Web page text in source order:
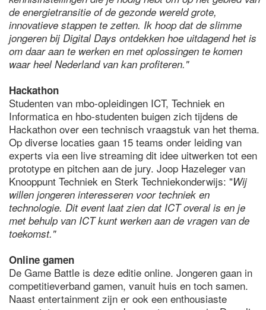
de energietransitie of de gezonde wereld grote,
innovatieve stappen te zetten. Ik hoop dat de slimme
jongeren bij Digital Days ontdekken hoe uitdagend het is
om daar aan te werken en met oplossingen te komen
waar heel Nederland van kan profiteren."
Hackathon
Studenten van mbo-opleidingen ICT, Techniek en
Informatica en hbo-studenten buigen zich tijdens de
Hackathon over een technisch vraagstuk van het thema.
Op diverse locaties gaan 15 teams onder leiding van
experts via een live streaming dit idee uitwerken tot een
prototype en pitchen aan de jury. Joop Hazeleger van
Knooppunt Techniek en Sterk Techniekonderwijs: "Wij
willen jongeren interesseren voor techniek en
technologie. Dit event laat zien dat ICT overal is en je
met behulp van ICT kunt werken aan de vragen van de
toekomst."
Online gamen
De Game Battle is deze editie online. Jongeren gaan in
competitieverband gamen, vanuit huis en toch samen.
Naast entertainment zijn er ook een enthousiaste